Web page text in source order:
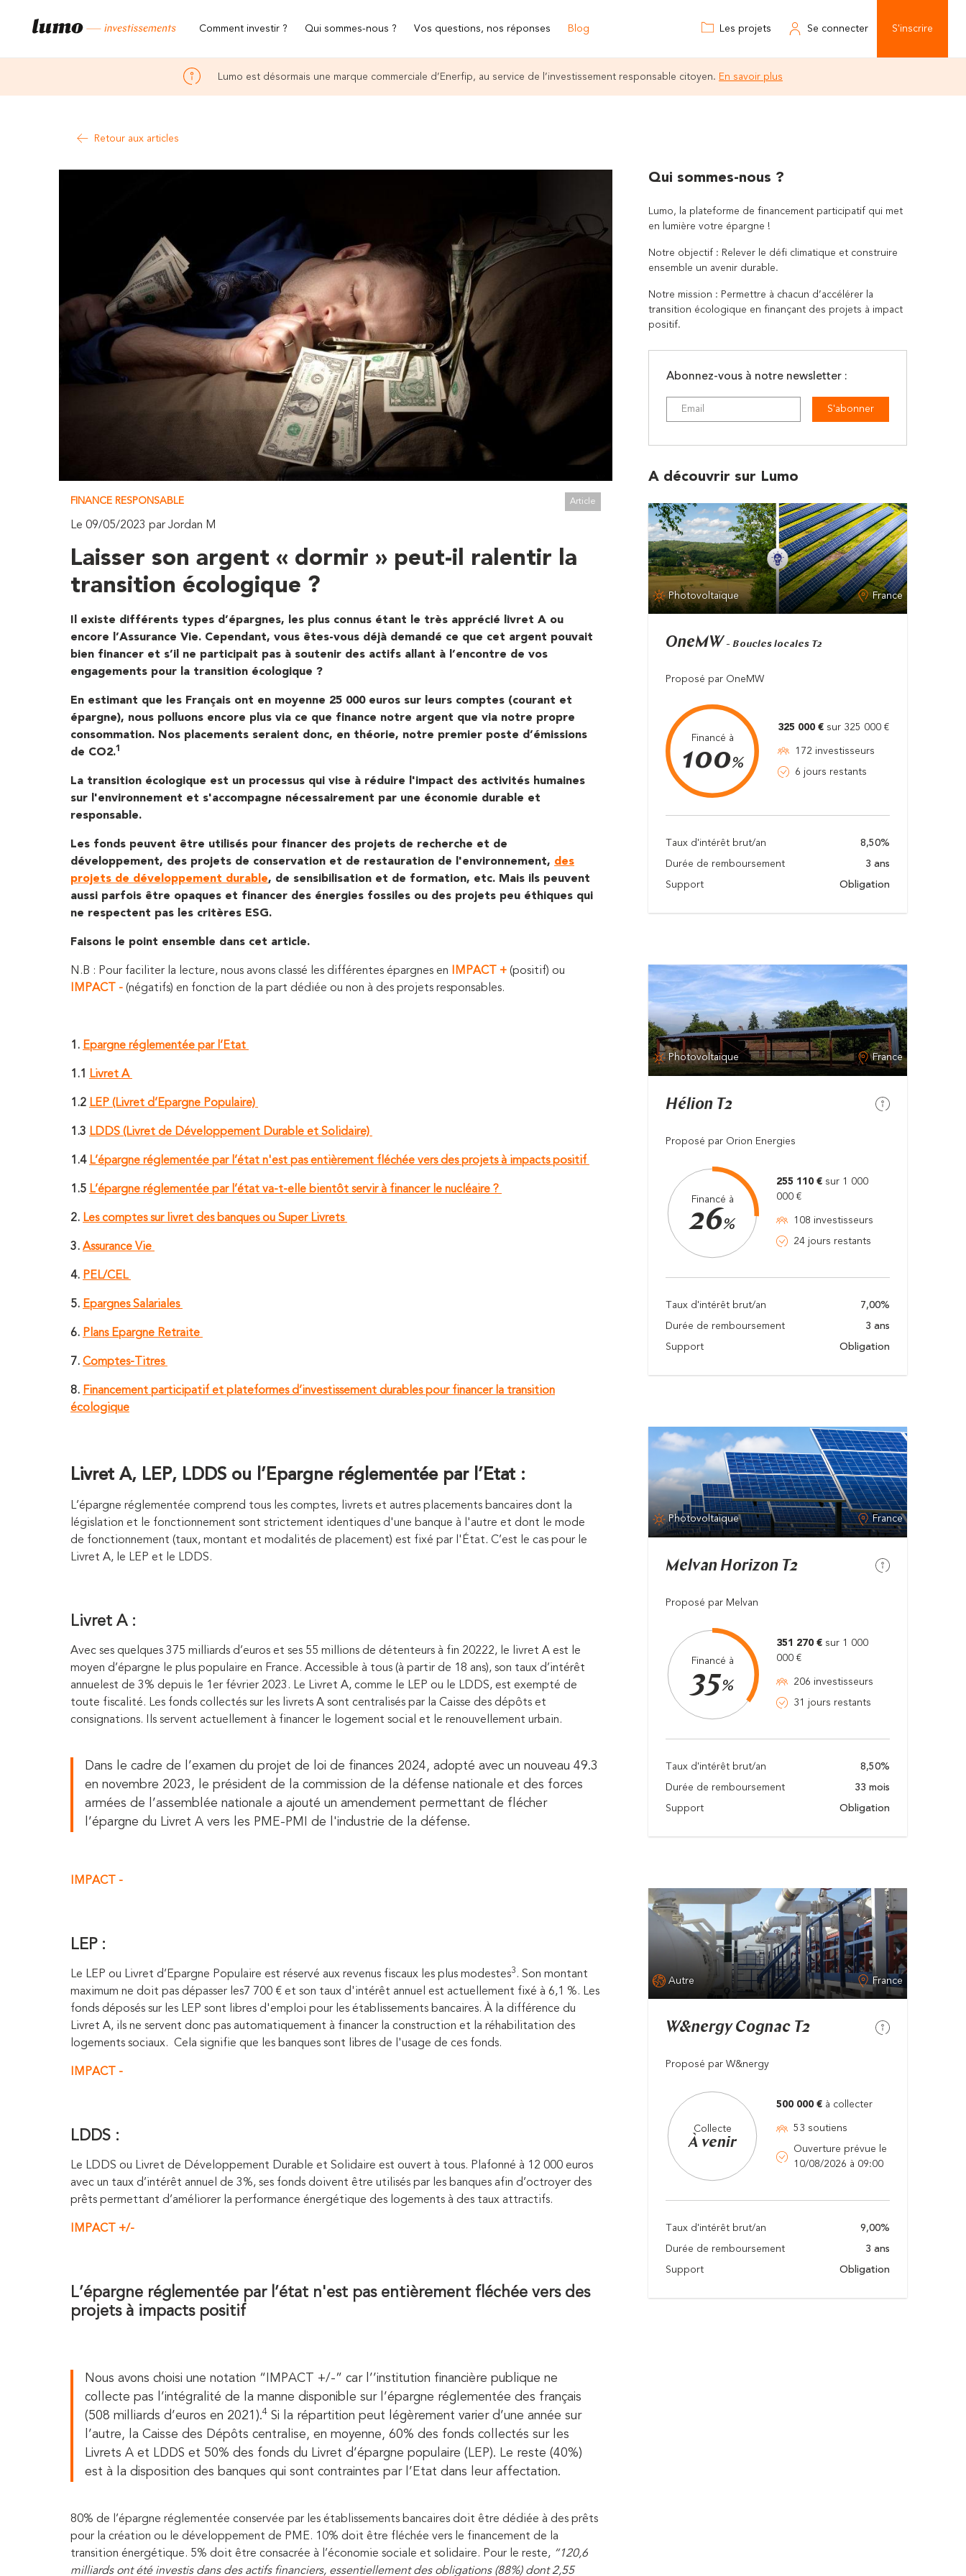
S'inscrire
Les projets Se connecter
Comment investir ? Qui sommes-nous ? Vos questions, nos réponses Blog
Lumo est désormais une marque commerciale d’Enerfip, au service de l’investissement responsable citoyen. En savoir plus
Retour aux articles
FINANCE RESPONSABLE Article
Le 09/05/2023 par Jordan M
Laisser son argent « dormir » peut-il ralentir la
transition écologique ?
Il existe différents types d’épargnes, les plus connus étant le très apprécié livret A ou
encore l’Assurance Vie. Cependant, vous êtes-vous déjà demandé ce que cet argent pouvait
bien financer et s’il ne participait pas à soutenir des actifs allant à l’encontre de vos
engagements pour la transition écologique ?
En estimant que les Français ont en moyenne 25 000 euros sur leurs comptes (courant et
épargne), nous polluons encore plus via ce que finance notre argent que via notre propre
consommation. Nos placements seraient donc, en théorie, notre premier poste d’émissions
de CO2.1
La transition écologique est un processus qui vise à réduire l'impact des activités humaines
sur l'environnement et s'accompagne nécessairement par une économie durable et
responsable.
Les fonds peuvent être utilisés pour financer des projets de recherche et de
développement, des projets de conservation et de restauration de l'environnement, des
projets de développement durable, de sensibilisation et de formation, etc. Mais ils peuvent
aussi parfois être opaques et financer des énergies fossiles ou des projets peu éthiques qui
ne respectent pas
les critères ESG.
Faisons le point ensemble dans cet article.
N.B : Pour faciliter la lecture, nous avons classé les différentes épargnes en IMPACT + (positif) ou
IMPACT - (négatifs) en fonction de la part dédiée ou non à des projets responsables.
1. Epargne réglementée par l’Etat
1.1 Livret A
1.2 LEP (Livret d’Epargne Populaire)
1.3 LDDS (Livret de Développement Durable et Solidaire)
1.4 L’épargne réglementée par l’état n'est pas entièrement fléchée vers des projets à impacts positif
1.5 L’épargne réglementée par l’état va-t-elle bientôt servir à financer le nucléaire ?
2. Les comptes sur livret des banques ou Super Livrets
3. Assurance Vie
4. PEL/CEL
5. Epargnes Salariales
6. Plans Epargne Retraite
7. Comptes-Titres
8. Financement participatif et plateformes d’investissement durables pour financer la transition
écologique
Livret A, LEP, LDDS ou l’Epargne réglementée par l’Etat :
L’épargne réglementée comprend tous les comptes, livrets et autres placements bancaires dont la
législation et le fonctionnement sont strictement identiques d'une banque à l'autre et dont le mode
de fonctionnement (taux, montant et modalités de placement) est fixé par l'État. C’est le cas pour le
Livret A, le LEP et le LDDS.
Livret A :
Avec ses quelques 375 milliards d’euros et ses 55 millions de détenteurs à fin 20222, le livret A est le
moyen d’épargne le plus populaire en France. Accessible à tous (à partir de 18 ans), son taux d’intérêt
annuel est de 3% depuis le 1er février 2023. Le Livret A, comme le LEP ou le LDDS, est exempté de
toute fiscalité. Les fonds collectés sur les livrets A sont centralisés par la Caisse des dépôts et
consignations. Ils servent actuellement à financer le logement social et le renouvellement urbain.
Dans le cadre de l’examen du projet de loi de finances 2024, adopté avec un nouveau 49.3
en novembre 2023, le président de la commission de la défense nationale et des forces
armées de l’assemblée nationale a ajouté un amendement permettant de flécher
l’épargne du Livret A vers les PME-PMI de l'industrie de la défense.
IMPACT -
LEP :
Le LEP ou Livret d’Epargne Populaire est réservé aux revenus fiscaux les plus modestes3 . Son montant
maximum ne doit pas dépasser les7 700 € et son taux d'intérêt annuel est actuellement fixé à 6,1 %. Les
fonds déposés sur les LEP sont libres d'emploi pour les établissements bancaires. À la différence du
Livret A, ils ne servent donc pas automatiquement à financer la construction et la réhabilitation des
logements sociaux. Cela signifie que les banques sont libres de l'usage de ces fonds.
IMPACT -
LDDS :
Le LDDS ou Livret de Développement Durable et Solidaire est ouvert à tous. Plafonné à 12 000 euros
avec un taux d’intérêt annuel de 3%, ses fonds doivent être utilisés par les banques afin d’octroyer des
prêts permettant d’améliorer la performance énergétique des logements à des taux attractifs.
IMPACT +/-
L’épargne réglementée par l’état n'est pas entièrement fléchée vers des
projets à impacts positif
Nous avons choisi une notation “IMPACT +/-” car l’’institution financière publique ne
collecte pas l’intégralité de la manne disponible sur l’épargne réglementée des français
(508 milliards d’euros en 2021).4 Si la répartition peut légèrement varier d’une année sur
l’autre, la Caisse des Dépôts centralise, en moyenne, 60% des fonds collectés sur les
Livrets A et LDDS et 50% des fonds du Livret d’épargne populaire (LEP). Le reste (40%)
est à la disposition des banques qui sont contraintes par l’Etat dans leur affectation.
80% de l’épargne réglementée conservée par les établissements bancaires doit être dédiée à des prêts
pour la création ou le développement de PME. 10% doit être fléchée vers le financement de la
transition énergétique. 5% doit être consacrée à l’économie sociale et solidaire. Pour le reste, “120,6
milliards ont été investis dans des actifs financiers, essentiellement des obligations (88%) dont 2,55
Qui sommes-nous ?
Lumo, la plateforme de financement participatif qui met
en lumière votre épargne !
Notre objectif : Relever le défi climatique et construire
ensemble un avenir durable.
Notre mission : Permettre à chacun d’accélérer la
transition écologique en finançant des projets à impact
positif.
Abonnez-vous à notre newsletter :
S'abonner
A découvrir sur Lumo
Photovoltaïque France
OneMW - Boucles locales T2
Proposé par OneMW
Financé à
100%
325 000 € sur 325 000 €
172 investisseurs
6 jours restants
Taux d'intérêt brut/an 8,50%
Durée de remboursement 3 ans
Support Obligation
Photovoltaïque France
Hélion T2
Proposé par Orion Energies
Financé à
26%
255 110 € sur 1 000
000 €
108 investisseurs
24 jours restants
Taux d'intérêt brut/an 7,00%
Durée de remboursement 3 ans
Support Obligation
Photovoltaïque France
Melvan Horizon T2
Proposé par Melvan
Financé à
35%
351 270 € sur 1 000
000 €
206 investisseurs
31 jours restants
Taux d'intérêt brut/an 8,50%
Durée de remboursement 33 mois
Support Obligation
Autre France
W&nergy Cognac T2
Proposé par W&nergy
Collecte
À venir
500 000 € à collecter
53 soutiens
Ouverture prévue le
10/08/2026 à 09:00
Taux d'intérêt brut/an 9,00%
Durée de remboursement 3 ans
Support Obligation